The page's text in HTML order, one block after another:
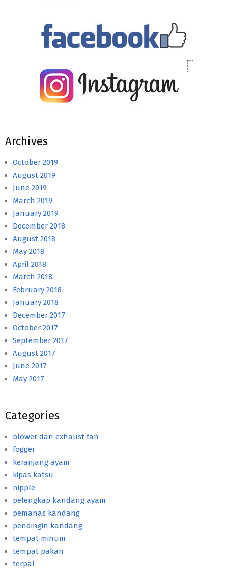
Archives
October 2019
August 2019
June 2019
March 2019
January 2019
December 2018
August 2018
May 2018
April 2018
March 2018
February 2018
January 2018
December 2017
October 2017
September 2017
August 2017
June 2017
May 2017
Categories
blower dan exhaust fan
fogger
keranjang ayam
kipas katsu
nipple
pelengkap kandang ayam
pemanas kandang
pendingin kandang
tempat minum
tempat pakan
terpal